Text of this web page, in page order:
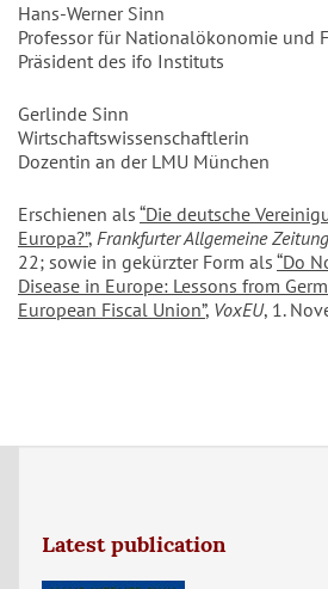
Hans-Werner Sinn
Professor für Nationalökonomie und
Präsident des ifo Instituts
Gerlinde Sinn
Wirtschaftswissenschaftlerin
Dozentin an der LMU München
Erschienen als “Die deutsche
Europa?”, Frankfurter Allgemeine Zeitung
22; sowie in gekürzter Form als “Do
Disease in Europe: Lessons from
European Fiscal Union”, VoxEU, 1.
Latest publication